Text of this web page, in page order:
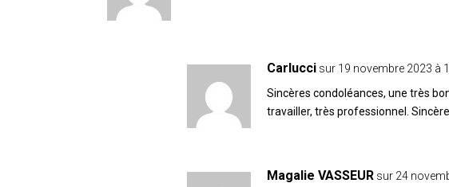
Carlucci sur 19 novembre 2023 à
Sincères condoléances, une très
travailler, très professionnel.
Magalie VASSEUR sur 24